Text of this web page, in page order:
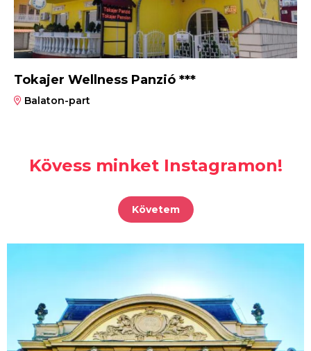
Tokajer Wellness Panzió ***
Balaton-part
Kövess minket Instagramon!
Követem